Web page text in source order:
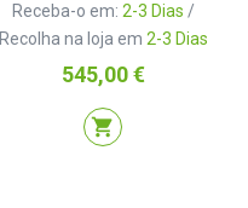
Receba-o em: 2-3 Dias /
Recolha na loja em 2-3 Dias
Preço
545,00 €
shopping_cart